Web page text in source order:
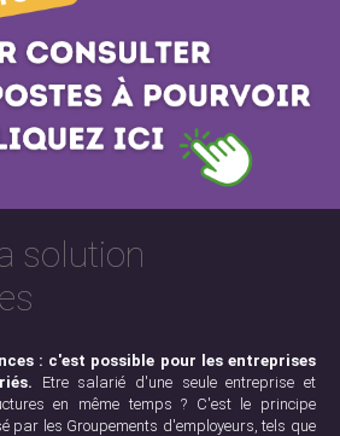
solution
: c'est possible pour les entreprises
Etre salarié d'une seule entreprise et
en même temps ? C'est le principe
par les Groupements d'employeurs, tels que